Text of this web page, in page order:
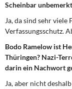
Scheinbar
Ja, da sind sehr
Verfassungsschutz.
Bodo Ramelow ist
Thüringen? Nazi-
darin ein Nachwort
Ja, aber nicht